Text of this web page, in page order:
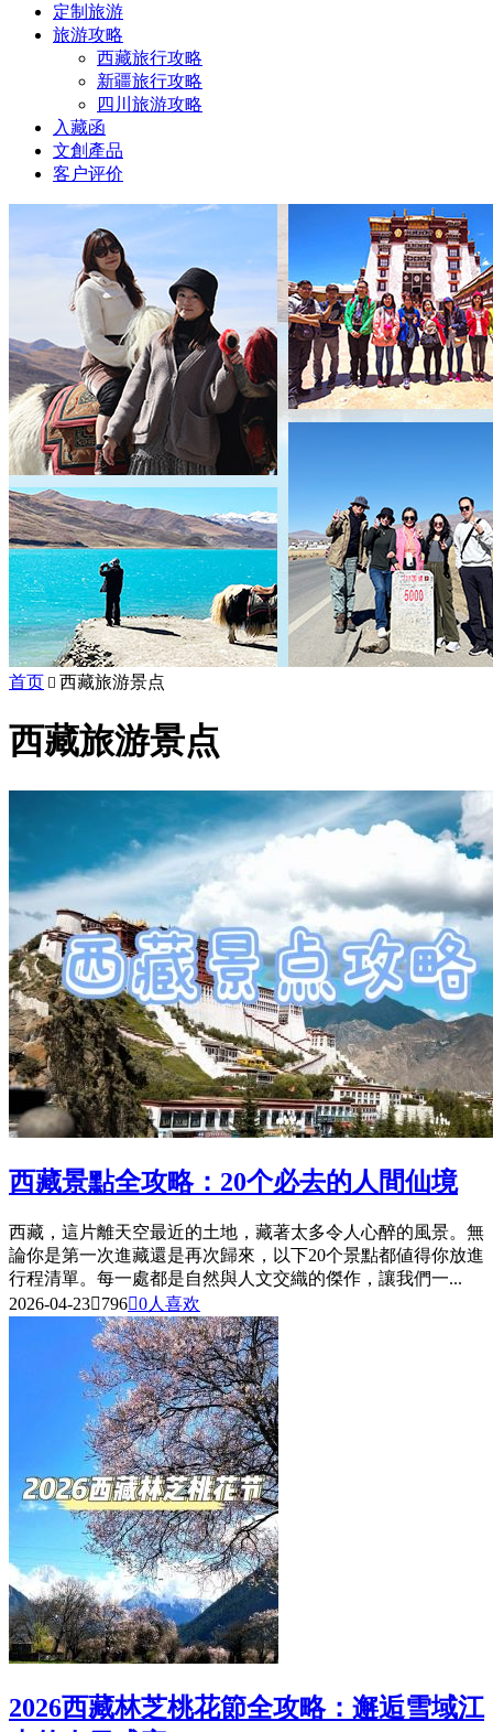
定制旅游
旅游攻略
西藏旅行攻略
新疆旅行攻略
四川旅游攻略
入藏函
文創產品
客户评价
首页  西藏旅游景点
西藏旅游景点
西藏景點全攻略：20个必去的人間仙境
西藏，這片離天空最近的土地，藏著太多令人心醉的風景。無
論你是第一次進藏還是再次歸來，以下20个景點都値得你放進
行程清單。每一處都是自然與人文交織的傑作，讓我們一...
2026-04-237960人喜欢
2026西藏林芝桃花節全攻略：邂逅雪域江